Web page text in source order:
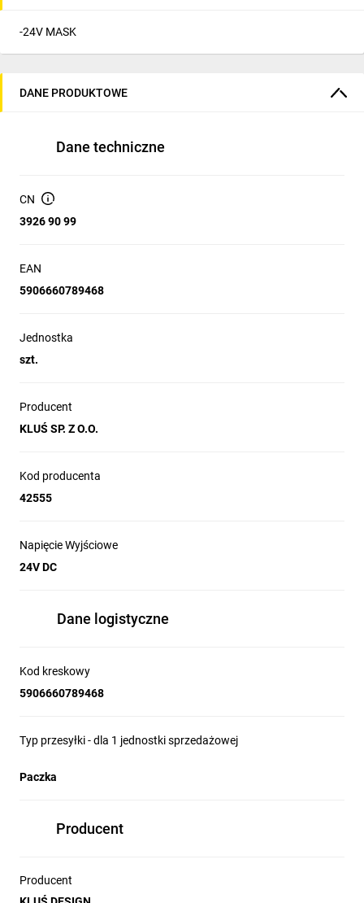
-24V MASK
DANE PRODUKTOWE
Dane techniczne
CN
3926 90 99
EAN
5906660789468
Jednostka
szt.
Producent
KLUŚ SP. Z O.O.
Kod producenta
42555
Napięcie Wyjściowe
24V DC
Dane logistyczne
Kod kreskowy
5906660789468
Typ przesyłki - dla 1 jednostki sprzedażowej
Paczka
Producent
Producent